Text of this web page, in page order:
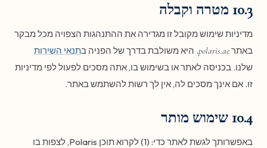
10.3 מטרה וקבלה
מדיניות שימוש מקובל זו מגדירה את ההתנהגות הצפויה מכל מבקר
באתרpolaris.ae. היא משולבת בדרך של הפניה בתנאי השירות
שלנו. בכניסה לאתר או בשימוש בו, אתה מסכים לפעול לפי מדיניות
זו. אם אינך מסכים לה, אין לך רשות להשתמש באתר.
10.4 שימוש מותר
באפשרותך לגשת לאתר כדי: (1) לקרוא תוכן Polaris, לצפות בו